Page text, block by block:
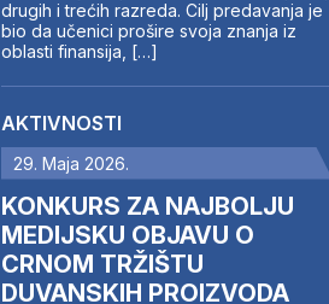
drugih i trećih razreda. Cilj predavanja je
bio da učenici prošire svoja znanja iz
oblasti finansija, […]
AKTIVNOSTI
29. Maja 2026.
KONKURS ZA NAJBOLJU
MEDIJSKU OBJAVU O
CRNOM TRŽIŠTU
DUVANSKIH PROIZVODA